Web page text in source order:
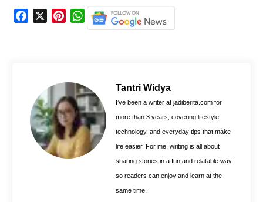
k
e
s
t
W
h
A
p
p
Tantri Widya
I’ve been a writer at jadiberita.com for
more than 3 years, covering lifestyle,
technology, and everyday tips that make
life easier. For me, writing is all about
sharing stories in a fun and relatable way
so readers can enjoy and learn at the
same time.